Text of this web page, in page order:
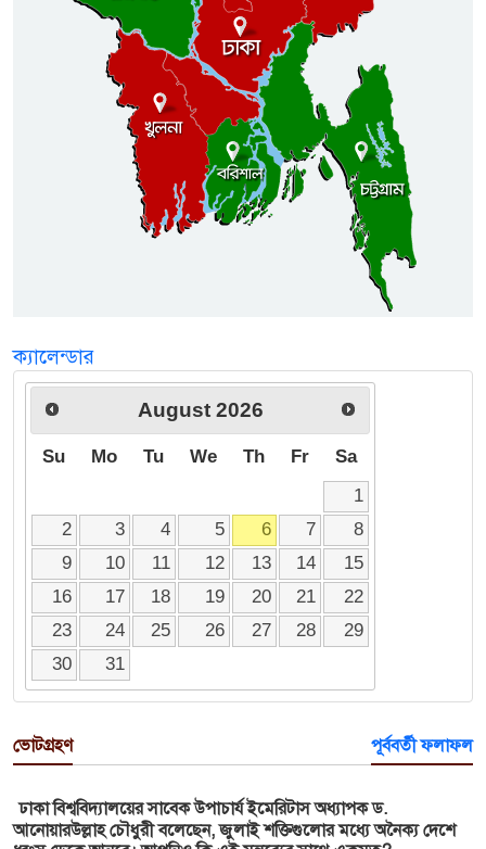
ক্যালেন্ডার
August 2026
Su Mo Tu We Th Fr
Sa
1
2
3 4 5 6 7
8
9
10 11 12 13 14
15
16
17 18 19 20 21
22
23
24 25 26 27 28
29
30
31
ভোটগ্রহণ পূর্ববর্তী ফলাফল
ঢাকা বিশ্ববিদ্যালয়ের সাবেক উপাচার্য ইমেরিটাস অধ্যাপক ড.
আনোয়ারউল্লাহ চৌধুরী বলেছেন, জুলাই শক্তিগুলোর মধ্যে অনৈক্য দেশে